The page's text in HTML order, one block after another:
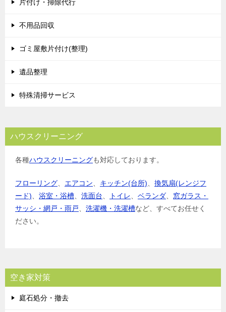
片付け・掃除代行
不用品回収
ゴミ屋敷片付け(整理)
遺品整理
特殊清掃サービス
ハウスクリーニング
各種ハウスクリーニングも対応しております。
フローリング エアコン キッチン(台所)
換気扇(レンジフ
ード)
浴室・浴槽 洗面台 トイレ ベランダ
窓ガラス・
サッシ・網戸・雨戸
洗濯機・洗濯槽など、すべてお任せく
ださい。
空き家対策
庭石処分・撤去